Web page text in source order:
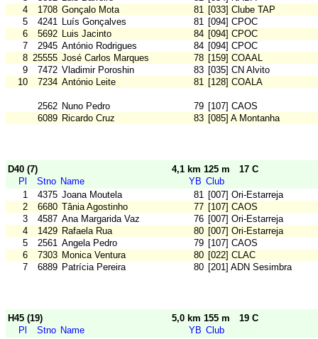
4
1708 Gonçalo Mota 81 [033] Clube TAP
5
4241 Luís Gonçalves 81 [094] CPOC
6
5692 Luis Jacinto 84 [094] CPOC
7
2945 António Rodrigues 84 [094] CPOC
8 25555 José Carlos Marques 78 [159] COAAL
9
7472 Vladimir Poroshin 83 [035] CN Alvito
10
7234 António Leite 81 [128] COALA
2562 Nuno Pedro 79 [107] CAOS
6089 Ricardo Cruz 83 [085] A Montanha
D40 (7) 4,1 km 125 m
17 C
Pl
Stno Name YB Club
1
4375 Joana Moutela 81 [007] Ori-Estarreja
2
6680 Tânia Agostinho 77 [107] CAOS
3
4587 Ana Margarida Vaz 76 [007] Ori-Estarreja
4
1429 Rafaela Rua 80 [007] Ori-Estarreja
5
2561 Angela Pedro 79 [107] CAOS
6
7303 Monica Ventura 80 [022] CLAC
7
6889 Patrícia Pereira 80 [201] ADN Sesimbra
H45 (19) 5,0 km 155 m
19 C
Pl
Stno Name YB Club